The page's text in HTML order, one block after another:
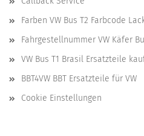
Farben VW Bus T2 Farbcode
Fahrgestellnummer VW Käfer
VW Bus T1 Brasil Ersatzteile
BBT4VW BBT Ersatzteile für VW
Cookie Einstellungen